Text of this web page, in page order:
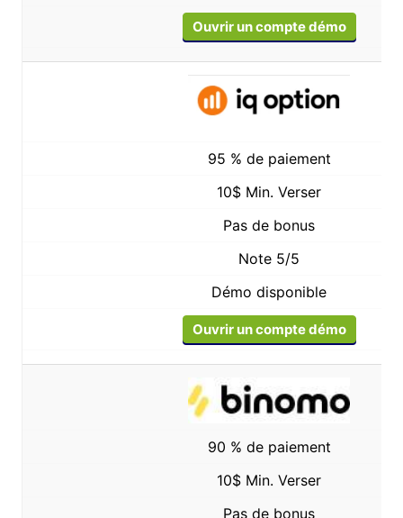
Ouvrir un compte démo
95 % de paiement
10$ Min. Verser
Pas de bonus
Note 5/5
Démo disponible
Ouvrir un compte démo
90 % de paiement
10$ Min. Verser
Pas de bonus